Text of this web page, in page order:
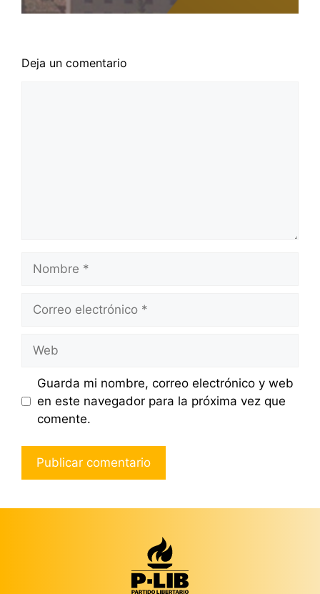
Deja un comentario
electrónico
Guarda mi nombre, correo electrónico y web
en este navegador para la próxima vez que
comente.